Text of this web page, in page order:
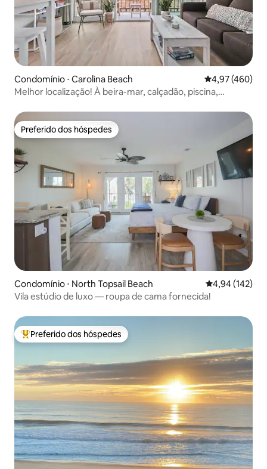
Condomínio ⋅ Carolina Beach 4,97 de uma
4,97 (460)
Melhor localização! À beira-mar, calçadão, piscina,
Preferido dos hóspedes
Preferido dos hóspedes
Condomínio ⋅ North Topsail Beach 4,94 de uma
4,94 (142)
Vila estúdio de luxo — roupa de cama fornecida!
Entre os melhores preferidos dos hóspedes
Preferido dos hóspedes